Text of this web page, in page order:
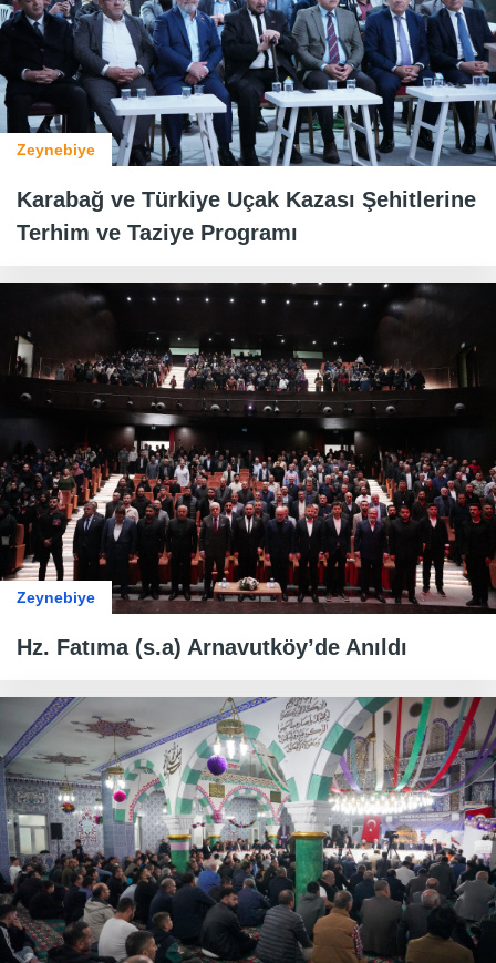
Zeynebiye
Karabağ ve Türkiye Uçak Kazası Şehitlerine
Terhim ve Taziye Programı
Zeynebiye
Hz. Fatıma (s.a) Arnavutköy’de Anıldı